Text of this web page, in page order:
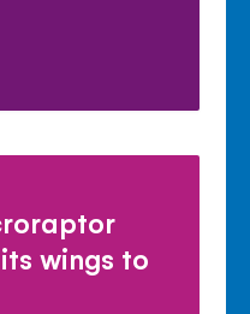
wings to